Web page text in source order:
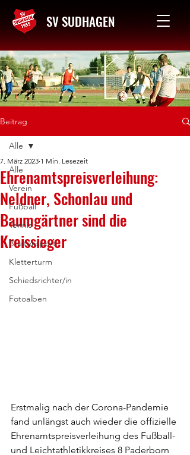
SV SUDHAGEN
Kontakt
Beitrag
Alle
Verein
Fußball
Tennis
Breitensport
Kletterturm
Schiedsrichter/in
Fotoalben
Alle
Ehrenamtspreisverleihung:
Neldner, Schonlau und
Baumgärtner sind die
Kreissieger
7. März 2023 1 Min. Lesezeit
Erstmalig nach der Corona-Pandemie
fand unlängst auch wieder die offizielle
Ehrenamtspreisverleihung des Fußball-
und Leichtathletikkreises 8 Paderborn